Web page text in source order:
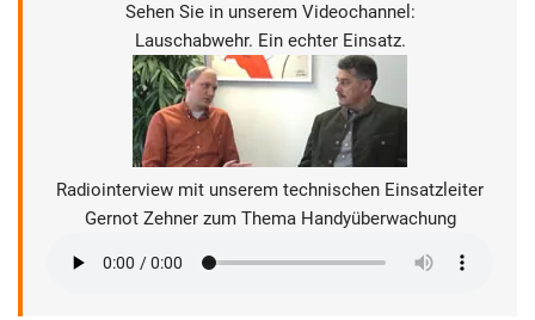
Sehen Sie in unserem Videochannel:
Lauschabwehr. Ein echter Einsatz.
Radiointerview mit unserem technischen Einsatzleiter
Gernot Zehner zum Thema Handyüberwachung